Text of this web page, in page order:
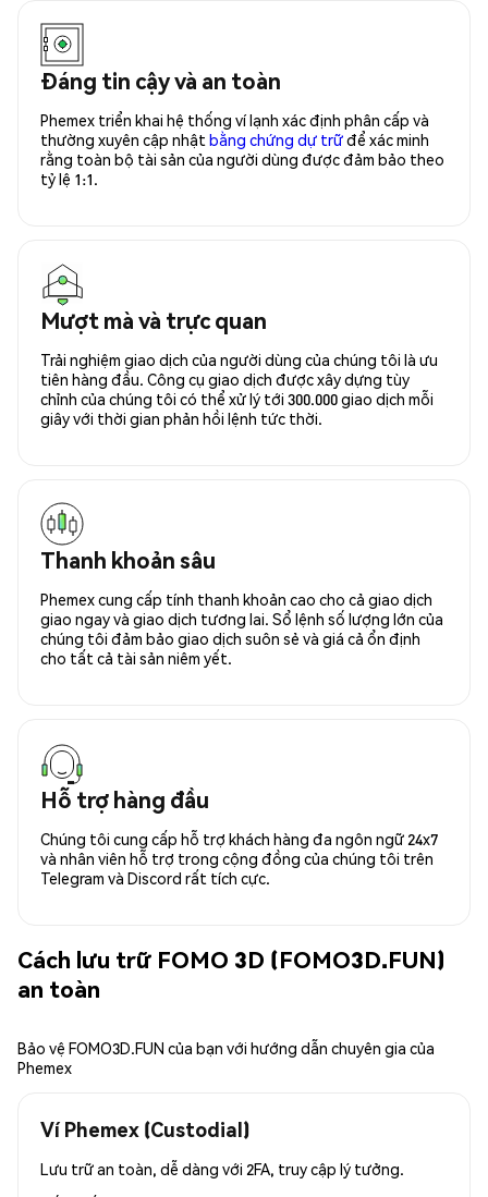
Đáng tin cậy và an toàn
Phemex triển khai hệ thống ví lạnh xác định phân cấp và
thường xuyên cập nhật bằng chứng dự trữđể xác minh
rằng toàn bộ tài sản của người dùng được đảm bảo theo
tỷ lệ 1:1.
Mượt mà và trực quan
Trải nghiệm giao dịch của người dùng của chúng tôi là ưu
tiên hàng đầu. Công cụ giao dịch được xây dựng tùy
chỉnh của chúng tôi có thể xử lý tới 300.000 giao dịch mỗi
giây với thời gian phản hồi lệnh tức thời.
Thanh khoản sâu
Phemex cung cấp tính thanh khoản cao cho cả giao dịch
giao ngay và giao dịch tương lai. Sổ lệnh số lượng lớn của
chúng tôi đảm bảo giao dịch suôn sẻ và giá cả ổn định
cho tất cả tài sản niêm yết.
Hỗ trợ hàng đầu
Chúng tôi cung cấp hỗ trợ khách hàng đa ngôn ngữ 24x7
và nhân viên hỗ trợ trong cộng đồng của chúng tôi trên
Telegram và Discord rất tích cực.
Cách lưu trữ FOMO 3D (FOMO3D.FUN)
an toàn
Bảo vệ FOMO3D.FUN của bạn với hướng dẫn chuyên gia của
Phemex
Ví Phemex (Custodial)
Lưu trữ an toàn, dễ dàng với 2FA, truy cập lý tưởng.